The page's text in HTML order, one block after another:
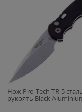
Нож Pro-Tech TR-5
рукоять Black